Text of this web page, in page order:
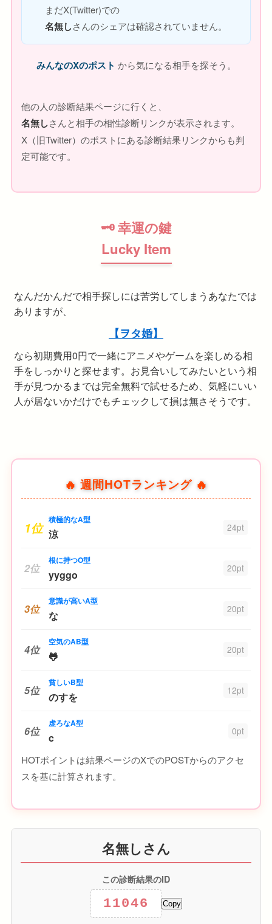
まだX(Twitter)での
名無しさんのシェアは確認されていません。
みんなのXのポスト から気になる相手を探そう。
他の人の診断結果ページに行くと、
名無しさんと相手の相性診断リンクが表示されます。
X（旧Twitter）のポストにある診断結果リンクからも判
定可能です。
🗝 幸運の鍵
Lucky Item
なんだかんだで相手探しには苦労してしまうあなたでは
ありますが、
【ヲタ婚】
なら初期費用0円で一緒にアニメやゲームを楽しめる相
手をしっかりと探せます。お見合いしてみたいという相
手が見つかるまでは完全無料で試せるため、気軽にいい
人が居ないかだけでもチェックして損は無さそうです。
🔥 週間HOTランキング 🔥
1位 積極的なA型
涼 24pt
2位
根に持つO型
yyggo 20pt
3位
意識が高いA型
な 20pt
4位
空気のAB型
🐸 20pt
5位
貧しいB型
のすを 12pt
6位
虚ろなA型
c 0pt
HOTポイントは結果ページのXでのPOSTからのアクセ
スを基に計算されます。
名無しさん
この診断結果のID
11046 Copy